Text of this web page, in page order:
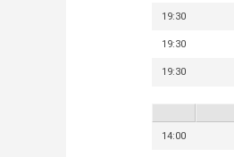
19:30
19:30
19:30
14:00